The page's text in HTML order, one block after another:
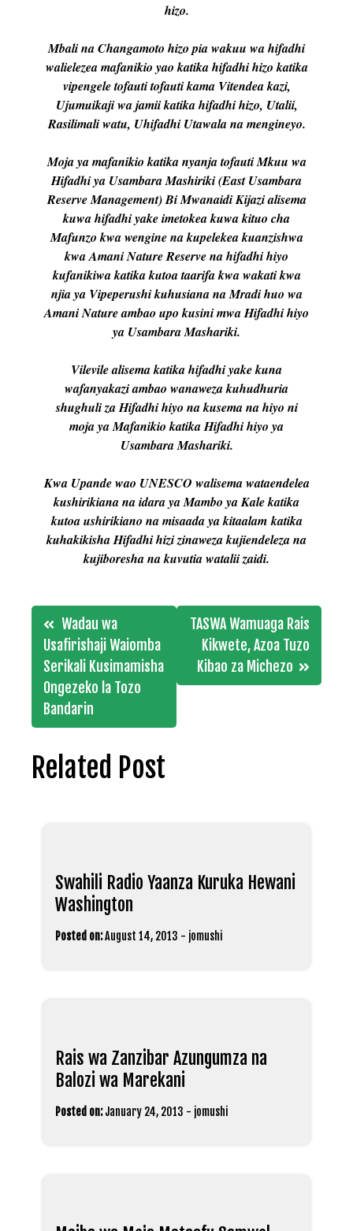
hizo.
Mbali na Changamoto hizo pia wakuu wa hifadhi
walielezea mafanikio yao katika hifadhi hizo katika
vipengele tofauti tofauti kama Vitendea kazi,
Ujumuikaji wa jamii katika hifadhi hizo, Utalii,
Rasilimali watu, Uhifadhi Utawala na mengineyo.
Moja ya mafanikio katika nyanja tofauti Mkuu wa
Hifadhi ya Usambara Mashiriki (East Usambara
Reserve Management) Bi Mwanaidi Kijazi alisema
kuwa hifadhi yake imetokea kuwa kituo cha
Mafunzo kwa wengine na kupelekea kuanzishwa
kwa Amani Nature Reserve na hifadhi hiyo
kufanikiwa katika kutoa taarifa kwa wakati kwa
njia ya Vipeperushi kuhusiana na Mradi huo wa
Amani Nature ambao upo kusini mwa Hifadhi hiyo
ya Usambara Mashariki.
Vilevile alisema katika hifadhi yake kuna
wafanyakazi ambao wanaweza kuhudhuria
shughuli za Hifadhi hiyo na kusema na hiyo ni
moja ya Mafanikio katika Hifadhi hiyo ya
Usambara Mashariki.
Kwa Upande wao UNESCO walisema wataendelea
kushirikiana na idara ya Mambo ya Kale katika
kutoa ushirikiano na misaada ya kitaalamkatika
kuhakikisha Hifadhi hizi zinaweza kujiendeleza na
kujiboresha na kuvutia watalii zaidi.
Post
navigation
Wadau wa
Usafirishaji Waiomba
Serikali Kusimamisha
Ongezeko la Tozo
Bandarin
TASWA Wamuaga Rais
Kikwete, Azoa Tuzo
Kibao za Michezo
Related Post
Swahili Radio Yaanza Kuruka Hewani
Washington
Posted on:August 14, 2013 - jomushi
Rais wa Zanzibar Azungumza na
Balozi wa Marekani
Posted on: January 24, 2013 - jomushi